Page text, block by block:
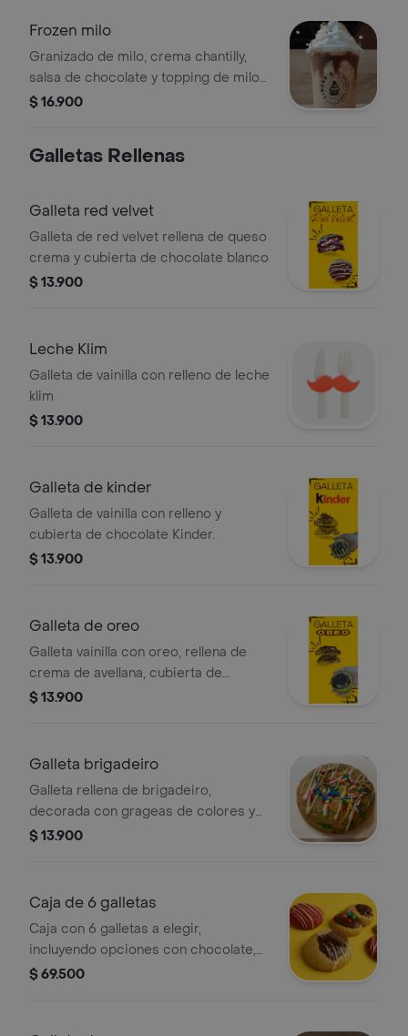
Frozen milo
Granizado de milo, crema chantilly,
salsa de chocolate y topping de milo
14 onzas.
$ 16.900
Galletas Rellenas
Galleta red velvet
Galleta de red velvet rellena de queso
crema y cubierta de chocolate blanco
$ 13.900
Leche Klim
Galleta de vainilla con relleno de leche
klim
$ 13.900
Galleta de kinder
Galleta de vainilla con relleno y
cubierta de chocolate Kinder.
$ 13.900
Galleta de oreo
Galleta vainilla con oreo, rellena de
crema de avellana, cubierta de
chocolate y oreo
$ 13.900
Galleta brigadeiro
Galleta rellena de brigadeiro,
decorada con grageas de colores y
líneas de chocolate blanco.
$ 13.900
Caja de 6 galletas
Caja con 6 galletas a elegir,
incluyendo opciones con chocolate,
chispas de colores y decoraciones
$ 69.500